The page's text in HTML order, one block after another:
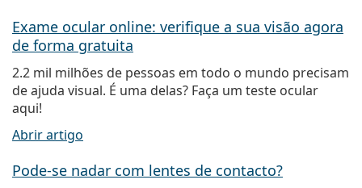
Exame ocular online: verifique a sua visão agora
de forma gratuita
2.2 mil milhões de pessoas em todo o mundo precisam
de ajuda visual. É uma delas? Faça um teste ocular
aqui!
Abrir artigo
Pode-se nadar com lentes de contacto?